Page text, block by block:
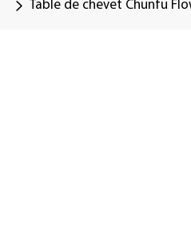
Table de chevet Chunfu